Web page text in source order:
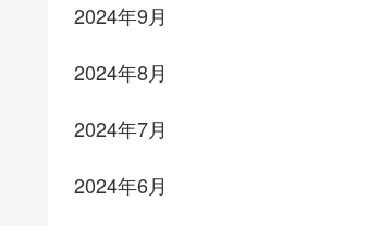
2024年9月
2024年8月
2024年7月
2024年6月